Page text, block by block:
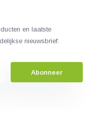
en laatste
nieuwsbrief:
Abonneer